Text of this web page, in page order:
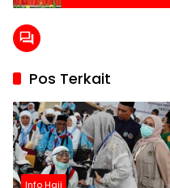
Pos Terkait
Info Haji